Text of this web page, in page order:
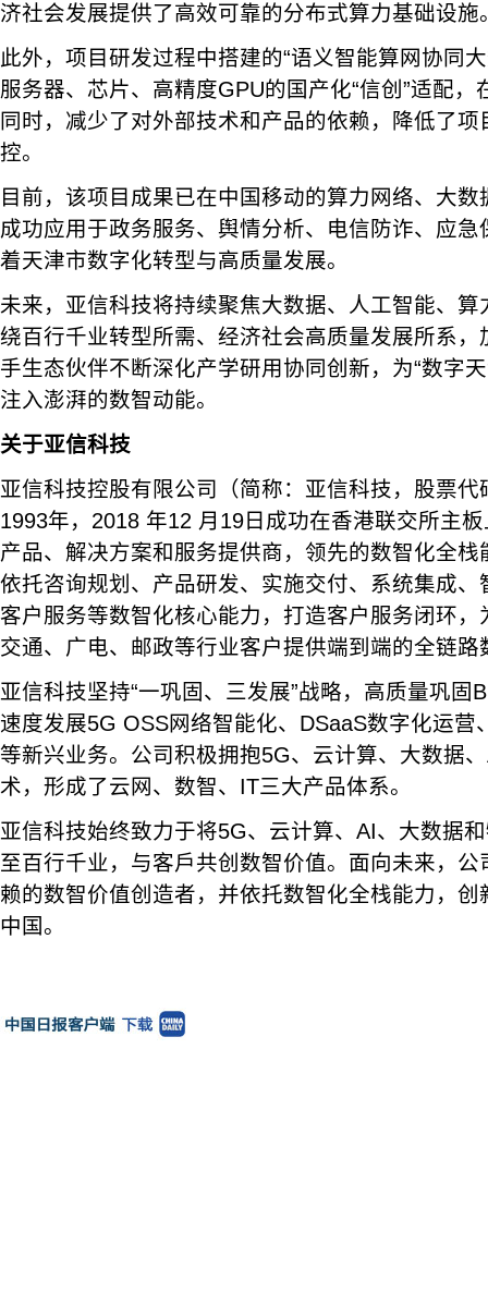
济社会发展提供了高效可靠的分布式算力基础设施
此外，项目研发过程中搭建的“语义智能算网协同
服务器、芯片、高精度GPU的国产化“信创”适配
同时，减少了对外部技术和产品的依赖，降低了
控。
目前，该项目成果已在中国移动的算力网络、大
成功应用于政务服务、舆情分析、电信防诈、应
着天津市数字化转型与高质量发展。
未来，亚信科技将持续聚焦大数据、人工智能、
绕百行千业转型所需、经济社会高质量发展所系
手生态伙伴不断深化产学研用协同创新，为“数字
注入澎湃的数智动能。
关于亚信科技
亚信科技控股有限公司（简称：亚信科技，股票代
1993年，2018 年12 月19日成功在香港联交所主
产品、解决方案和服务提供商，领先的数智化全
依托咨询规划、产品研发、实施交付、系统集成
客户服务等数智化核心能力，打造客户服务闭环
交通、广电、邮政等行业客户提供端到端的全链路
亚信科技坚持“一巩固、三发展”战略，高质量巩固
速度发展5G OSS网络智能化、DSaaS数字化运营
等新兴业务。公司积极拥抱5G、云计算、大数据
术，形成了云网、数智、IT三大产品体系。
亚信科技始终致力于将5G、云计算、AI、大数据
至百行千业，与客戶共创数智价值。面向未来，
赖的数智价值创造者，并依托数智化全栈能力，
中国。